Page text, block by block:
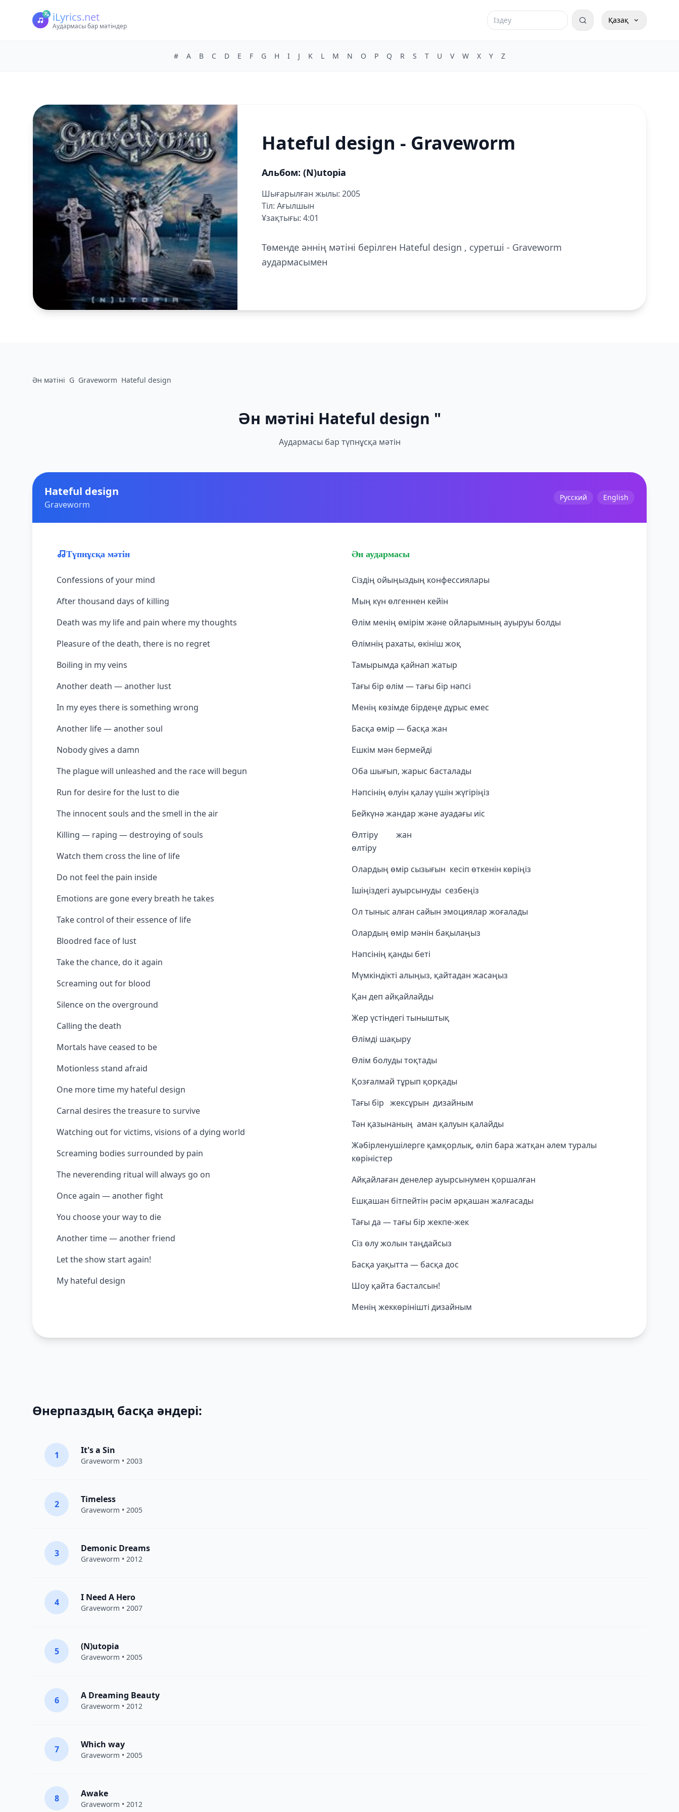
iLyrics.net
Аудармасы бар мәтіндер
Қазақ
# A B C D E F G H I J K L M N O P Q R S T U V W X Y Z
Hateful design - Graveworm
Альбом: (N)utopia
Шығарылған жылы: 2005
Тіл: Ағылшын
Ұзақтығы: 4:01
Төменде әннің мәтіні берілген Hateful design , суретші - Graveworm
аудармасымен
Ән мәтіні G Graveworm Hateful design
Ән мәтіні Hateful design "
Аудармасы бар түпнұсқа мәтін
Hateful design
Graveworm
Русский English
Түпнұсқа мәтін
Confessions of your mind
After thousand days of killing
Death was my life and pain where my thoughts
Pleasure of the death, there is no regret
Boiling in my veins
Another death — another lust
In my eyes there is something wrong
Another life — another soul
Nobody gives a damn
The plague will unleashed and the race will begun
Run for desire for the lust to die
The innocent souls and the smell in the air
Killing — raping — destroying of souls
Watch them cross the line of life
Do not feel the pain inside
Emotions are gone every breath he takes
Take control of their essence of life
Bloodred face of lust
Take the chance, do it again
Screaming out for blood
Silence on the overground
Calling the death
Mortals have ceased to be
Motionless stand afraid
One more time my hateful design
Carnal desires the treasure to survive
Watching out for victims, visions of a dying world
Screaming bodies surrounded by pain
The neverending ritual will always go on
Once again — another fight
You choose your way to die
Another time — another friend
Let the show start again!
My hateful design
Ән аудармасы
Сіздің ойыңыздың конфессиялары
Мың күн өлгеннен кейін
Өлім менің өмірім және ойларымның ауыруы болды
Өлімнің рахаты, өкініш жоқ
Тамырымда қайнап жатыр
Тағы бір өлім — тағы бір нәпсі
Менің көзімде бірдеңе дұрыс емес
Басқа өмір — басқа жан
Ешкім мән бермейді
Оба шығып, жарыс басталады
Нәпсінің өлуін қалау үшін жүгіріңіз
Бейкүнә жандар және ауадағы иіс
өлтіру
Олардың өмір сызығын кесіп өткенін көріңіз
Ішіңіздегі ауырсынуды сезбеңіз
Ол тыныс алған сайын эмоциялар жоғалады
Олардың өмір мәнін бақылаңыз
Нәпсінің қанды беті
Мүмкіндікті алыңыз, қайтадан жасаңыз
Қан деп айқайлайды
Жер үстіндегі тыныштық
Өлімді шақыру
Өлім болуды тоқтады
Қозғалмай тұрып қорқады
Тағы бір жексұрын дизайным
Тән қазынаның аман қалуын қалайды
Жәбірленушілерге қамқорлық, өліп бара жатқан әлем туралы
көріністер
Айқайлаған денелер ауырсынумен қоршалған
Ешқашан бітпейтін рәсім әрқашан жалғасады
Тағы да — тағы бір жекпе-жек
Сіз өлу жолын таңдайсыз
Басқа уақытта — басқа дос
Шоу қайта басталсын!
Менің жеккөрінішті дизайным
Өнерпаздың басқа әндері:
1 It's a Sin
Graveworm • 2003
2 Timeless
Graveworm • 2005
3 Demonic Dreams
Graveworm • 2012
4 I Need A Hero
Graveworm • 2007
5 (N)utopia
Graveworm • 2005
6 A Dreaming Beauty
Graveworm • 2012
7 Which way
Graveworm • 2005
8 Awake
Graveworm • 2012